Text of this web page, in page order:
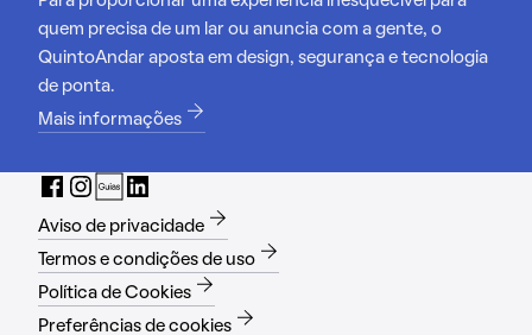
quem precisa de um lar ou anuncia com a gente, o
QuintoAndar aposta em design, segurança e tecnologia
de ponta.
Mais informações
Aviso de privacidade
Termos e condições de uso
Política de Cookies
Preferências de cookies